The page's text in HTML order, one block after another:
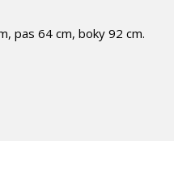
pas 64 cm, boky 92 cm.